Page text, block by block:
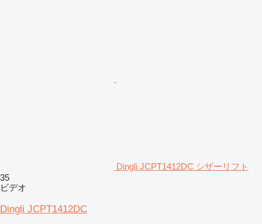
Dingli JCPT1412DC シザーリフト
35
ビデオ
Dingli JCPT1412DC